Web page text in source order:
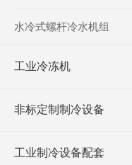
水冷式螺杆冷水机组
工业冷冻机
非标定制制冷设备
工业制冷设备配套